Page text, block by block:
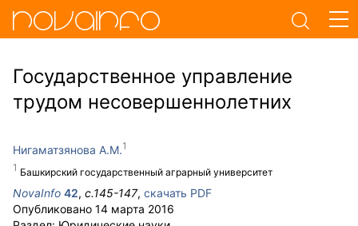
Государственное управление
трудом несовершеннолетних
Нигаматзянова А.М.
Башкирский государственный аграрный университет
NovaInfo 42, с.145-147, скачать PDF
Опубликовано 14 марта 2016